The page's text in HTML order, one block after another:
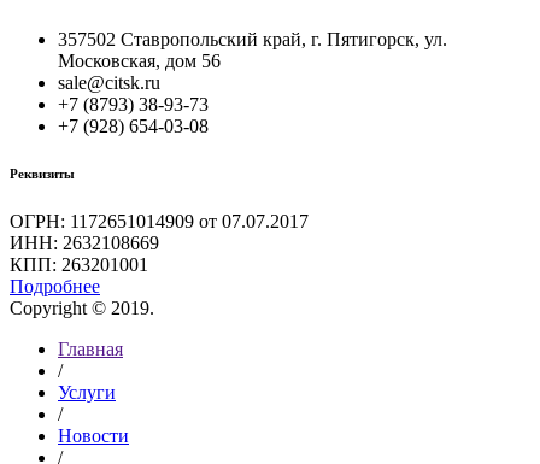
357502 Ставропольский край, г. Пятигорск, ул.
Московская, дом 56
sale@citsk.ru
+7 (8793) 38-93-73
+7 (928) 654-03-08
Реквизиты
ОГРН: 1172651014909 от 07.07.2017
ИНН: 2632108669
КПП: 263201001
Подробнее
Copyright © 2019.
Главная
/
Услуги
/
Новости
/